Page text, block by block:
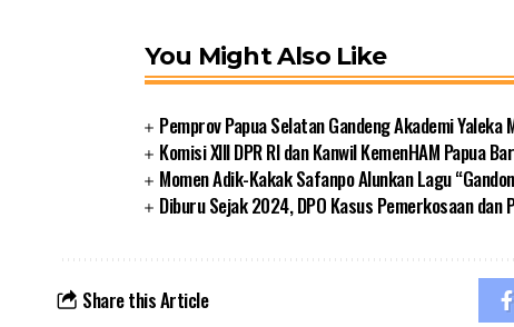
You Might Also Like
Pemprov Papua Selatan Gandeng Akademi
Komisi XIII DPR RI dan Kanwil KemenHAM Papua
Momen Adik-Kakak Safanpo Alunkan Lagu
Diburu Sejak 2024, DPO Kasus Pemerkosaan dan
Share this Article